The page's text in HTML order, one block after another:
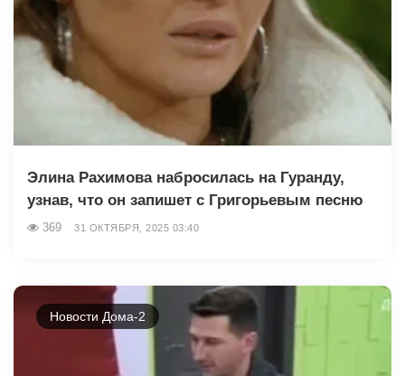
Элина Рахимова набросилась на Гуранду,
узнав, что он запишет с Григорьевым песню
369 31 ОКТЯБРЯ, 2025 03:40
Новости Дома-2